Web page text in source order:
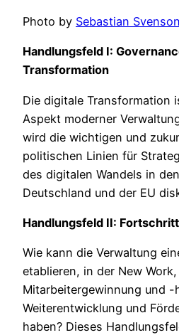
Photo by Sebastian Svenson
Handlungsfeld I:
Transformation
Die digitale Transformation
Aspekt moderner
wird die wichtigen und
politischen Linien für
des digitalen Wandels in
Deutschland und der EU
Handlungsfeld II:
Wie kann die Verwaltung
etablieren, in der New Work,
Mitarbeitergewinnung und -
Weiterentwicklung und
haben? Dieses